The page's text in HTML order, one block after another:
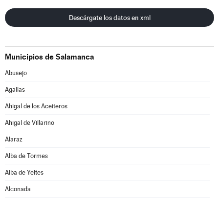
Descárgate los datos en xml
Municipios de Salamanca
Abusejo
Agallas
Ahigal de los Aceiteros
Ahigal de Villarino
Alaraz
Alba de Tormes
Alba de Yeltes
Alconada